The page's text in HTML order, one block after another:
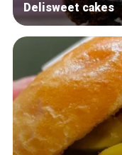
Delisweet cakes